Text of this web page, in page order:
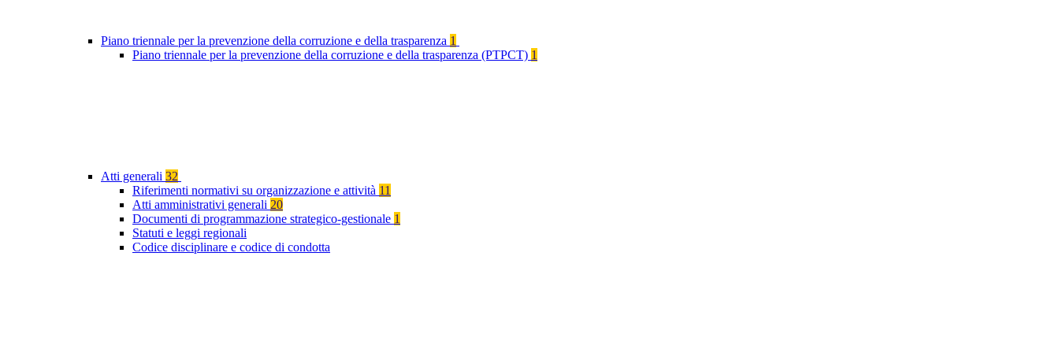
Piano triennale per la prevenzione della corruzione e della trasparenza 1
Piano triennale per la prevenzione della corruzione e della trasparenza (PTPCT) 1
Atti generali 32
Riferimenti normativi su organizzazione e attività 11
Atti amministrativi generali 20
Documenti di programmazione strategico-gestionale 1
Statuti e leggi regionali
Codice disciplinare e codice di condotta